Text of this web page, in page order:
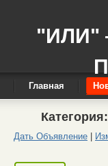
"ИЛИ"
Главная
Категория:
Дать Объявление |